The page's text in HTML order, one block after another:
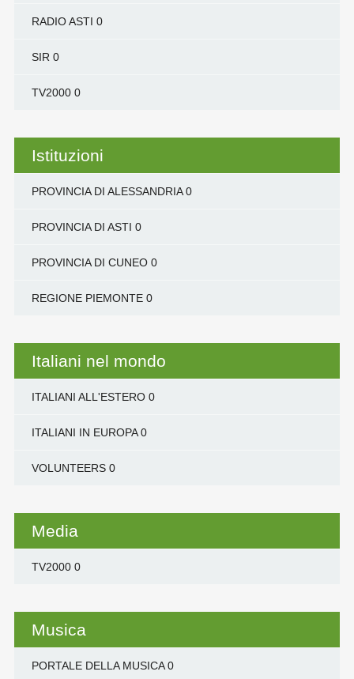
RADIO ASTI 0
SIR0
TV20000
Istituzioni
PROVINCIA DI ALESSANDRIA0
PROVINCIA DI ASTI 0
PROVINCIA DI CUNEO0
REGIONE PIEMONTE0
Italiani nel mondo
ITALIANI ALL'ESTERO0
ITALIANI IN EUROPA0
VOLUNTEERS0
Media
TV20000
Musica
PORTALE DELLA MUSICA0